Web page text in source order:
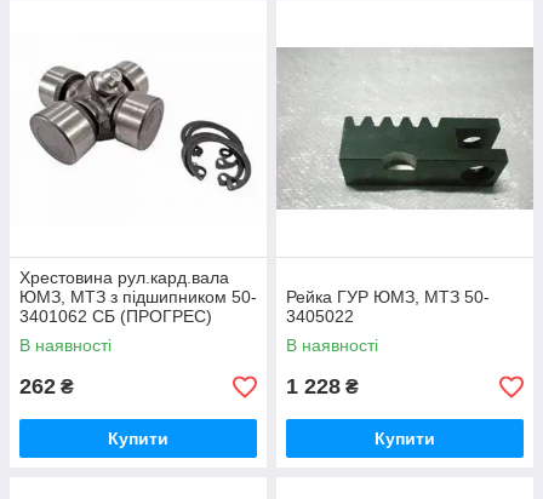
Хрестовина рул.кард.вала
ЮМЗ, МТЗ з підшипником 50-
3401062 СБ (ПРОГРЕС)
В наявності
262 ₴
Купити
Рейка ГУР ЮМЗ, МТЗ 50-
3405022
В наявності
1 228 ₴
Купити